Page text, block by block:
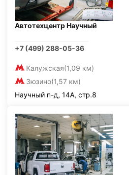
Автотехцентр Научный
+7 (499) 288-05-36
Калужская(1,09 км)
Зюзино(1,57 км)
Научный п-д, 14А, стр.8